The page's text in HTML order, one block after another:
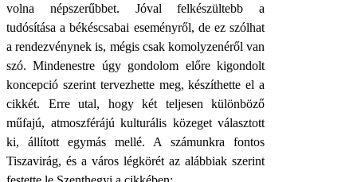
volna népszerűbbet. Jóval felkészültebb a
tudósítása a békéscsabai eseményről, de ez szólhat
a rendezvénynek is, mégis csak komolyzenéről van
szó. Mindenestre úgy gondolom előre kigondolt
koncepció szerint tervezhette meg, készíthette el a
cikkét. Erre utal, hogy két teljesen különböző
műfajú, atmoszférájú kulturális közeget választott
ki, állított egymás mellé. A számunkra fontos
Tiszavirág, és a város légkörét az alábbiak szerint